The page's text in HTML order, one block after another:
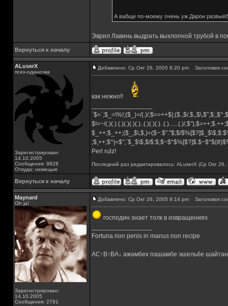
А вабще по-моему очень уж Дарон
Эврил Лавинь выдрать выхлопной трубой в
Вернуться к началу
ALuserX
псих-одиночка
Зарегистрирован:
14.10.2005
Сообщения: 9828
Откуда: немецыя
Добавлено: Ср Окт 26, 2005 8:20 pm Заголовок
как нежно!!
`$=`;$_=\%!;($_)=/(.)/;$==++$|;($.,$/
$!=~/(.)(.).(.)(.)(.)(.)..(.)(.)(.)..(.)......(.)/
$_++;$_++;($_,$\,$,)=($~.$"."$;$/
;$,++;$^|=$";`$_$\$,$/
Perl rulz!
Последний раз редактировалось: ALuserX (Ср Окт
Вернуться к началу
Maynard
Oh ja!
Зарегистрирован:
14.10.2005
Сообщения: 2791
Добавлено: Ср Окт 26, 2005 9:14 pm Заголовок
господин знает толк в извращениях
Fortuna non penis in manus non recipe
AC↑B↑BA↓ ажамбех пашамбе эшельбе